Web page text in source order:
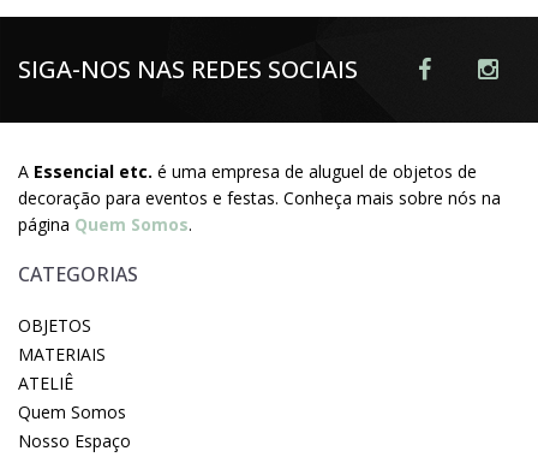
SIGA-NOS NAS REDES SOCIAIS
A Essencial etc. é uma empresa de aluguel de objetos de
decoração para eventos e festas. Conheça mais sobre nós na
página Quem Somos.
CATEGORIAS
OBJETOS
MATERIAIS
ATELIÊ
Quem Somos
Nosso Espaço